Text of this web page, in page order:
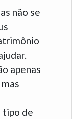
não se
apenas
tipo de